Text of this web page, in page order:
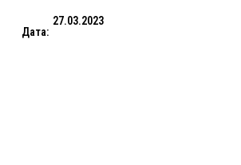
Дата:
27.03.2023